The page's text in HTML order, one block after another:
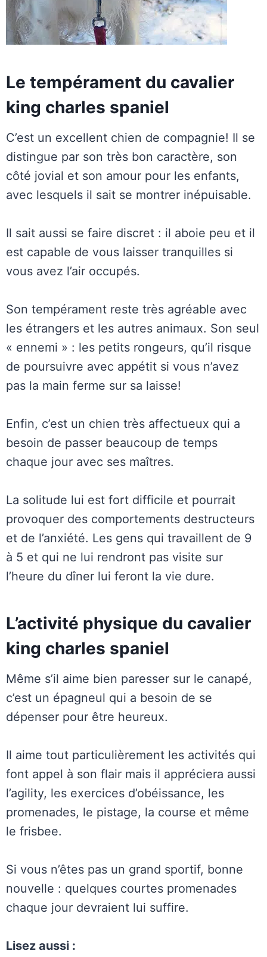
Le tempérament du cavalier
king charles spaniel
C’est un excellent chien de compagnie! Il se
distingue par son très bon caractère, son
côté jovial et son amour pour les enfants,
avec lesquels il sait se montrer inépuisable.
Il sait aussi se faire discret : il aboie peu et il
est capable de vous laisser tranquilles si
vous avez l’air occupés.
Son tempérament reste très agréable avec
les étrangers et les autres animaux. Son seul
« ennemi » : les petits rongeurs, qu’il risque
de poursuivre avec appétit si vous n’avez
pas la main ferme sur sa laisse!
Enfin, c’est un chien très affectueux qui a
besoin de passer beaucoup de temps
chaque jour avec ses maîtres.
La solitude lui est fort difficile et pourrait
provoquer des comportements destructeurs
et de l’anxiété. Les gens qui travaillent de 9
à 5 et qui ne lui rendront pas visite sur
l’heure du dîner lui feront la vie dure.
L’activité physique du cavalier
king charles spaniel
Même s’il aime bien paresser sur le canapé,
c’est un épagneul qui a besoin de se
dépenser pour être heureux.
Il aime tout particulièrement les activités qui
font appel à son flair mais il appréciera aussi
l’agility, les exercices d’obéissance, les
promenades, le pistage, la course et même
le frisbee.
Si vous n’êtes pas un grand sportif, bonne
nouvelle : quelques courtes promenades
chaque jour devraient lui suffire.
Lisez aussi :